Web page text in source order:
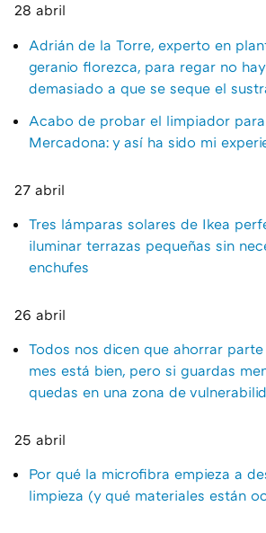
28 abril
Adrián de la Torre, experto en
geranio florezca, para regar no
demasiado a que se seque el
Acabo de probar el limpiador
Mercadona: y así ha sido mi
27 abril
Tres lámparas solares de Ikea
iluminar terrazas pequeñas sin
enchufes
26 abril
Todos nos dicen que ahorrar
mes está bien, pero si guardas
quedas en una zona de
25 abril
Por qué la microfibra empieza a
limpieza (y qué materiales están